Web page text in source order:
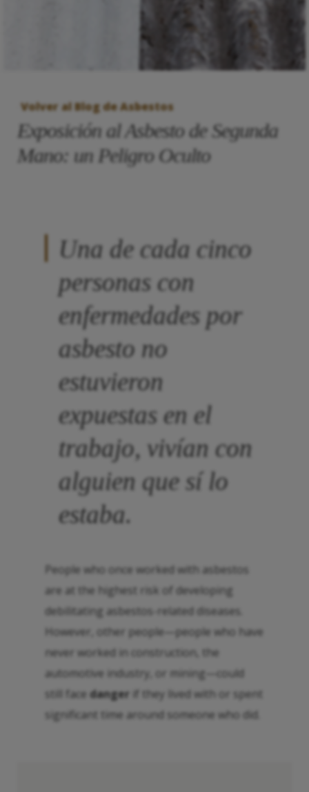
Volver al Blog de Asbestos
Exposición al Asbesto de Segunda
Mano: un Peligro Oculto
Una de cada cinco
personas con
enfermedades por
asbesto no
estuvieron
expuestas en el
trabajo, vivían con
alguien que sí lo
estaba.
People who once worked with asbestos
are at the highest risk of developing
debilitating asbestos-related diseases.
However, other people—people who have
never worked in construction, the
automotive industry, or mining—could
still face danger if they lived with or spent
significant time around someone who did.